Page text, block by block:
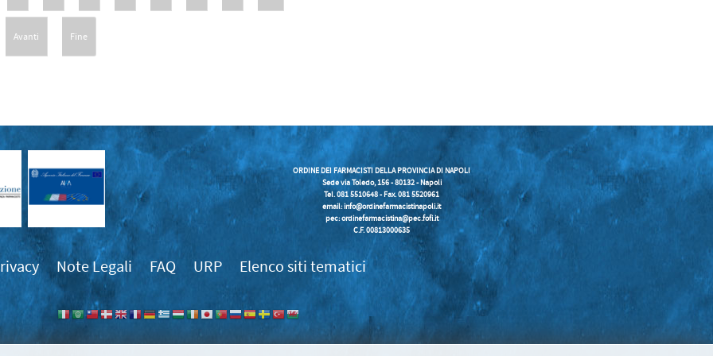
Avanti Fine
ORDINE DEI FARMACISTI DELLA PROVINCIA DI NAPOLI
Sede via Toledo, 156 - 80132 - Napoli
Tel. 081 5510648 - Fax. 081 5520961
email:info@ordinefarmacistinapoli.it
pec: ordinefarmacistina@pec.fofi.it
C.F. 00813000635
Note Legali FAQ URP Elenco siti tematici